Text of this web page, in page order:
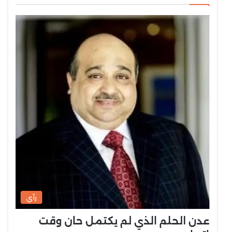
رآي
عدن الحلم الذي لم يكتمل حان وقت